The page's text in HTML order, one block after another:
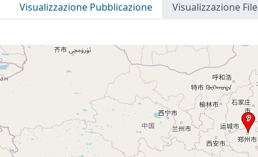
Visualizzazione Pubblicazione Visualizzazione File